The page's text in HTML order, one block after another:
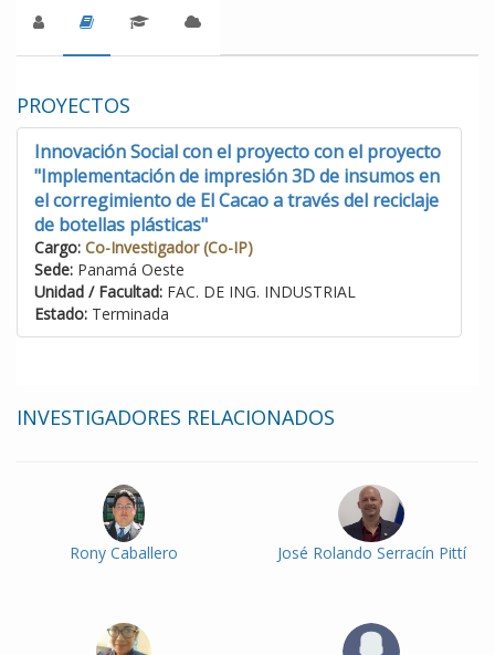
PROYECTOS
Innovación Social con el proyecto con el proyecto
"Implementación de impresión 3D de insumos en
el corregimiento de El Cacao a través del reciclaje
de botellas plásticas"
Cargo: Co-Investigador (Co-IP)
Sede: Panamá Oeste
Unidad / Facultad: FAC. DE ING. INDUSTRIAL
Estado: Terminada
INVESTIGADORES RELACIONADOS
Rony Caballero José Rolando Serracín Pittí